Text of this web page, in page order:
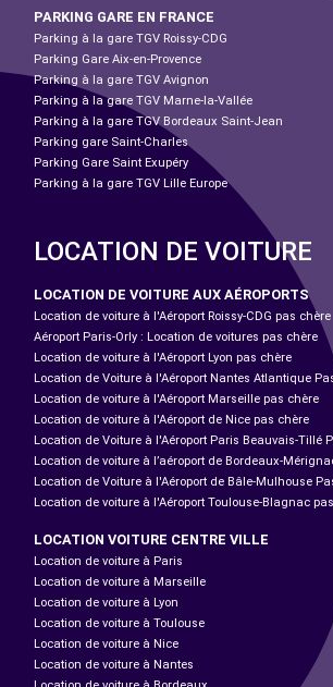
PARKING GARE EN FRANCE
Parking à la gare TGV Roissy-CDG
Parking Gare Aix-en-Provence
Parking à la gare TGV Avignon
Parking à la gare TGV Marne-la-Vallée
Parking à la gare TGV Bordeaux Saint-Jean
Parking gare Saint-Charles
Parking Gare Saint Exupéry
Parking à la gare TGV Lille Europe
LOCATION DE VOITURE
LOCATION DE VOITURE AUX AÉROPORTS
Location de voiture à l'Aéroport Roissy-CDG pas chère
Aéroport Paris-Orly : Location de voitures pas chère
Location de voiture à l'Aéroport Lyon pas chère
Location de Voiture à l'Aéroport Nantes Atlantique
Location de voiture à l'Aéroport Marseille pas chère
Location de voiture à l'Aéroport de Nice pas chère
Location de Voiture à l'Aéroport Paris Beauvais-Tillé
Location de voiture à l’aéroport de Bordeaux-
Location de Voiture à l'Aéroport de Bâle-Mulhouse
Location de voiture à l'Aéroport Toulouse-Blagnac
LOCATION VOITURE CENTRE VILLE
Location de voiture à Paris
Location de voiture à Marseille
Location de voiture à Lyon
Location de voiture à Toulouse
Location de voiture à Nice
Location de voiture à Nantes